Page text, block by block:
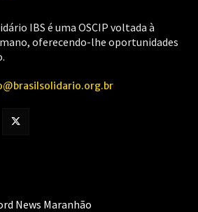
IBS é uma OSCIP voltada à
oferecendo-lhe oportunidades
News Maranhão